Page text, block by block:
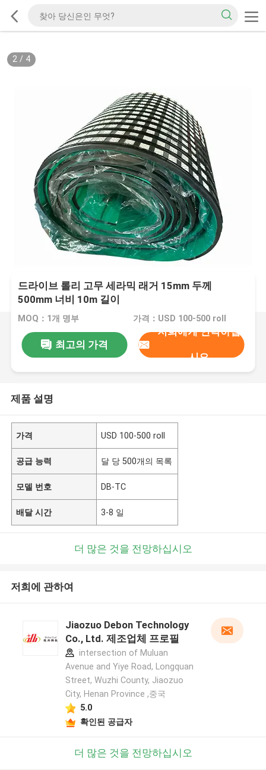
2/ 4
드라이브 롤리 고무 세라믹 래거 15mm 두께
500mm 너비 10m 길이
MOQ：1개 명부 가격：USD 100-500 roll
최고의 가격
저희에게 연락하십
시오
제품 설명
가격 USD 100-500 roll
공급 능력 달 당 500개의 목록
모델 번호 DB-TC
배달 시간 3-8 일
더 많은 것을 전망하십시오
저희에 관하여
Jiaozuo Debon Technology
Co., Ltd. 제조업체 프로필
intersection of Muluan
Avenue and Yiye Road, Longquan
Street, Wuzhi County, Jiaozuo
City, Henan Province ,중국
5.0
확인된 공급자
더 많은 것을 전망하십시오